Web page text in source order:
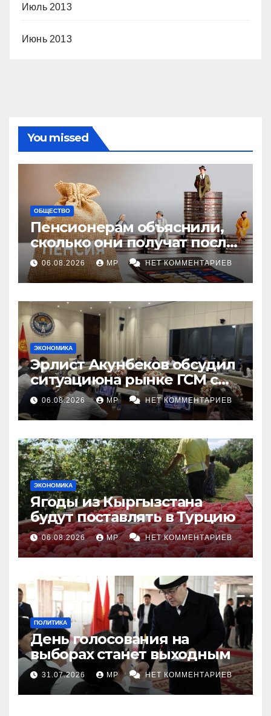
Июль 2013
Июнь 2013
You missed
ОБЩЕСТВО
Пенсионерам объяснили,
сколько они получат после
индексации
06.08.2026 MP НЕТ КОММЕНТАРИЕВ
ЭКОНОМИКА
Эрлист Акунбеков обсудил
ситуациюна рынке ГСМ с
топливными компаниями
06.08.2026 MP НЕТ КОММЕНТАРИЕВ
ЭКОНОМИКА
Ягоды из Кыргызстана
будут поставлять в Турцию
06.08.2026 MP НЕТ КОММЕНТАРИЕВ
ПОЛИТИКА
День голосования на
выборах станет выходным
31.07.2026 MP НЕТ КОММЕНТАРИЕВ